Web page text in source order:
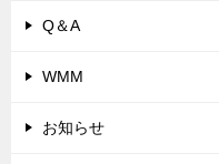
Q＆A
WMM
お知らせ